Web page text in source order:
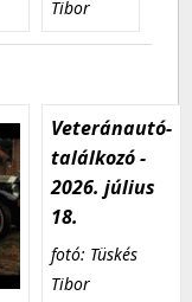
Tibor
Veteránautó-
találkozó -
2026. július
18.
fotó: Tüskés
Tibor